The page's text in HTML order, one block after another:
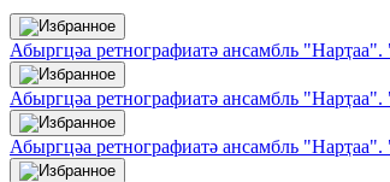
Абыргцәа ретнографиатә ансамбль
Абыргцәа ретнографиатә ансамбль
Абыргцәа ретнографиатә ансамбль